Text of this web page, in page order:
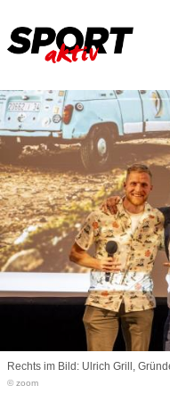
Rechts im Bild: Ulrich Grill,
© zoom